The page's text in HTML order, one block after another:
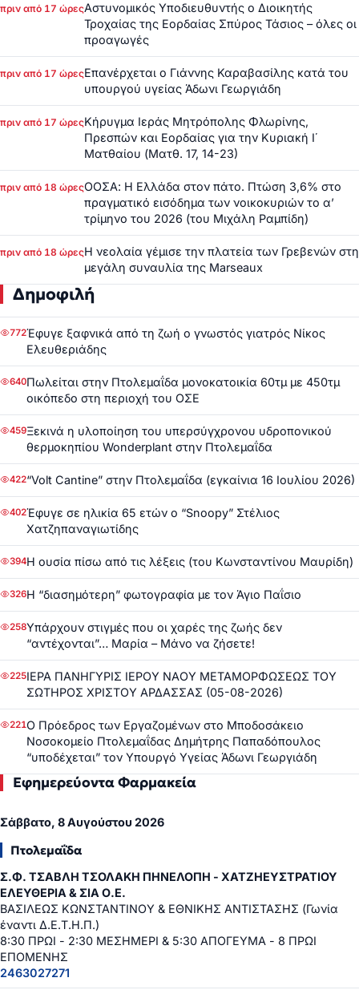
πριν από 17 ώρεςΑστυνομικός Υποδιευθυντής ο Διοικητής
Τροχαίας της Εορδαίας Σπύρος Τάσιος – όλες οι
προαγωγές
πριν από 17 ώρεςΕπανέρχεται ο Γιάννης Καραβασίλης κατά του
υπουργού υγείας Άδωνι Γεωργιάδη
πριν από 17 ώρεςΚήρυγμα Ιεράς Μητρόπολης Φλωρίνης,
Πρεσπών και Εορδαίας για την Κυριακή Ι΄
Ματθαίου (Ματθ. 17, 14-23)
πριν από 18 ώρεςΟΟΣΑ: Η Ελλάδα στον πάτο. Πτώση 3,6% στο
πραγματικό εισόδημα των νοικοκυριών το α’
τρίμηνο του 2026 (του Μιχάλη Ραμπίδη)
πριν από 18 ώρεςΗ νεολαία γέμισε την πλατεία των Γρεβενών στη
μεγάλη συναυλία της Marseaux
Δημοφιλή
772Έφυγε ξαφνικά από τη ζωή ο γνωστός γιατρός Νίκος
Ελευθεριάδης
640Πωλείται στην Πτολεμαΐδα μονοκατοικία 60τμ με 450τμ
οικόπεδο στη περιοχή του ΟΣΕ
459Ξεκινά η υλοποίηση του υπερσύγχρονου υδροπονικού
θερμοκηπίου Wonderplant στην Πτολεμαΐδα
422“Volt Cantine” στην Πτολεμαΐδα (εγκαίνια 16 Ιουλίου 2026)
402Έφυγε σε ηλικία 65 ετών ο “Snoopy” Στέλιος
Χατζηπαναγιωτίδης
394Η ουσία πίσω από τις λέξεις (του Κωνσταντίνου Μαυρίδη)
326Η “διασημότερη” φωτογραφία με τον Άγιο Παΐσιο
258Υπάρχουν στιγμές που οι χαρές της ζωής δεν
“αντέχονται”… Μαρία – Μάνο να ζήσετε!
225ΙΕΡΑ ΠΑΝΗΓΥΡΙΣ ΙΕΡΟΥ ΝΑΟΥ ΜΕΤΑΜΟΡΦΩΣΕΩΣ ΤΟΥ
ΣΩΤΗΡΟΣ ΧΡΙΣΤΟΥ ΑΡΔΑΣΣΑΣ (05-08-2026)
221Ο Πρόεδρος των Εργαζομένων στο Μποδοσάκειο
Νοσοκομείο Πτολεμαΐδας Δημήτρης Παπαδόπουλος
“υποδέχεται” τον Υπουργό Υγείας Άδωνι Γεωργιάδη
Εφημερεύοντα Φαρμακεία
Σάββατο, 8 Αυγούστου 2026
Πτολεμαΐδα
Σ.Φ. ΤΣΑΒΛΗ ΤΣΟΛΑΚΗ ΠΗΝΕΛΟΠΗ - ΧΑΤΖΗΕΥΣΤΡΑΤΙΟΥ
ΕΛΕΥΘΕΡΙΑ & ΣΙΑ Ο.Ε.
ΒΑΣΙΛΕΩΣ ΚΩΝΣΤΑΝΤΙΝΟΥ & ΕΘΝΙΚΗΣ ΑΝΤΙΣΤΑΣΗΣ (Γωνία
έναντι Δ.Ε.Τ.Η.Π.)
8:30 ΠΡΩΙ - 2:30 ΜΕΣΗΜΕΡΙ & 5:30 ΑΠΟΓΕΥΜΑ - 8 ΠΡΩΙ
ΕΠΟΜΕΝΗΣ
2463027271